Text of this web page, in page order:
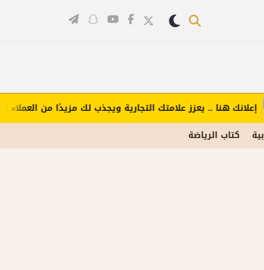
كتاب الرياضة
هنا .. يعزز علامتك التجارية ويجذب لك مزيدًا من العملاء (اضغط